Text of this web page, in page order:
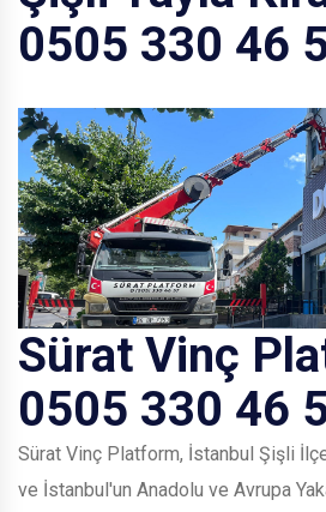
0505 330 46
Sürat Vinç
0505 330 46
Sürat Vinç Platform, İstanbul Şişli
ve İstanbul'un Anadolu ve Avrupa